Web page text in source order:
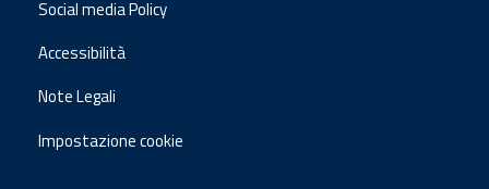
Social media Policy
Accessibilità
Note Legali
Impostazione cookie